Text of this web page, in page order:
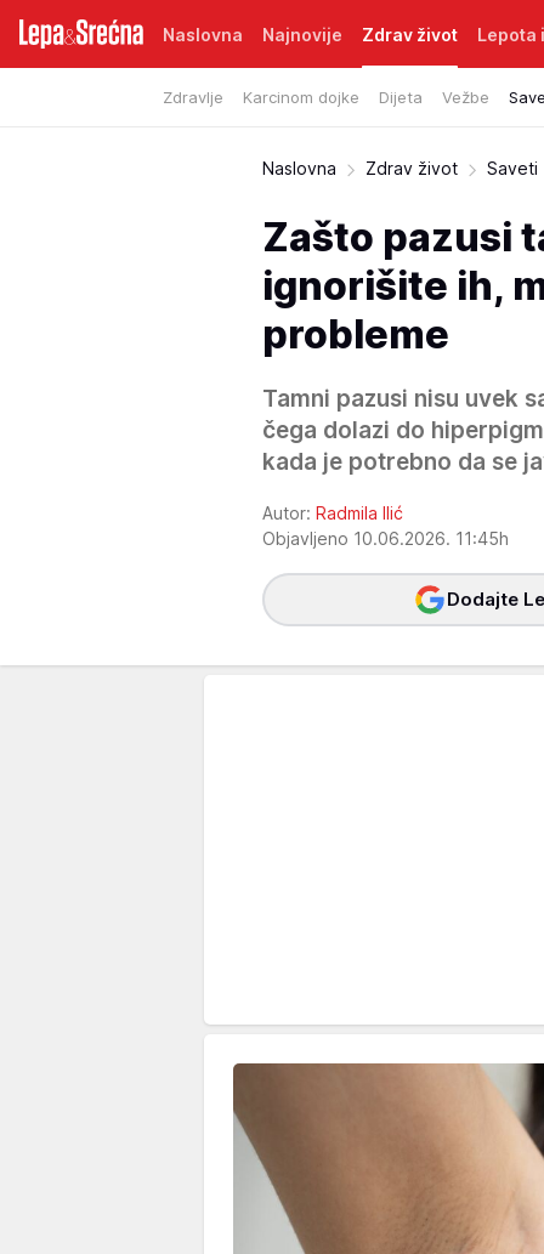
Naslovna Najnovije Zdrav život
Zdravlje Karcinom dojke Dijeta Vežbe
Lepota
Naslovna Zdrav život Saveti
Zašto pazusi
ignorišite ih,
probleme
Tamni pazusi nisu uvek
čega dolazi do
kada je potrebno da se
Autor: Radmila Ilić
Objavljeno 10.06.2026. 11:45h
Dodajte